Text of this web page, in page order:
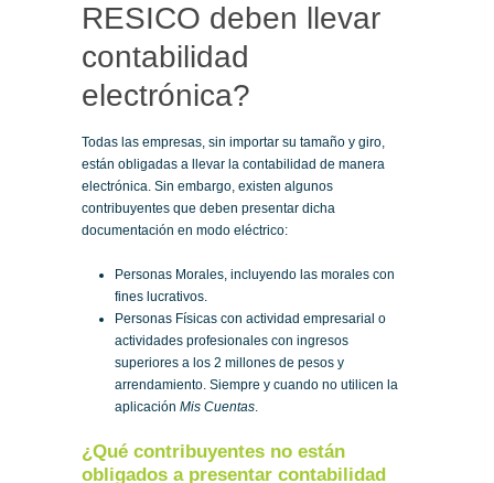
RESICO deben llevar
contabilidad
electrónica?
Todas las empresas, sin importar su tamaño y giro,
están obligadas a llevar la contabilidad de manera
electrónica. Sin embargo, existen algunos
contribuyentes que deben presentar dicha
documentación en modo eléctrico:
Personas Morales, incluyendo las morales con
fines lucrativos.
Personas Físicas con actividad empresarial o
actividades profesionales con ingresos
superiores a los 2 millones de pesos y
arrendamiento. Siempre y cuando no utilicen la
aplicación Mis Cuentas
¿Qué contribuyentes no están
obligados a presentar contabilidad